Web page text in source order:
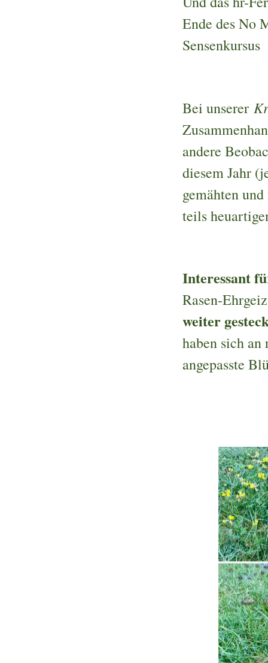
Ende des No
Sensenkursus
Bei unserer
andere
diesem Jahr
gemähten
teils
Interessant
Rasen-
weiter
haben sich an
angepasste